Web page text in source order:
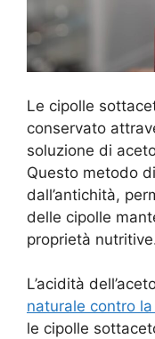
Le cipolle
conservato
soluzione di
Questo metodo
dall’antichità,
delle cipolle
proprietà
L’acidità
naturale contro
le cipolle